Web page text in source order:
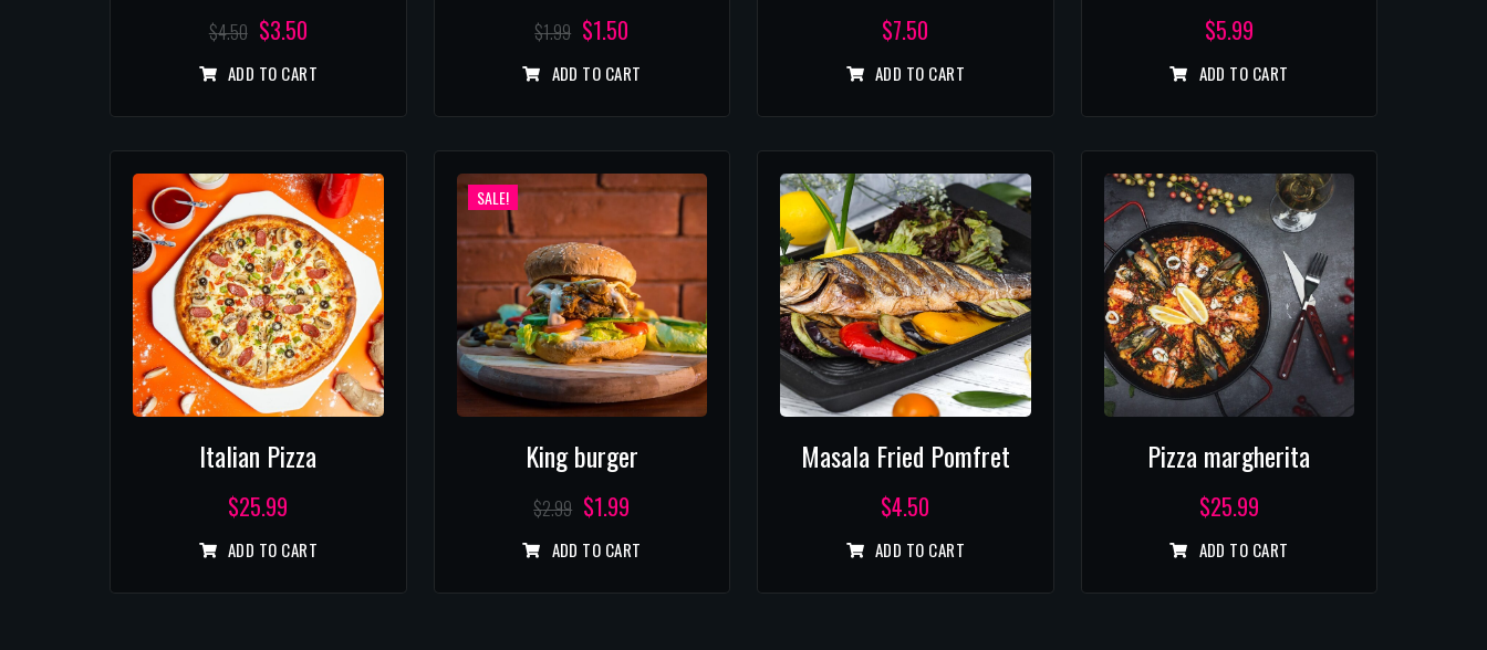
$4.50 $3.50
ADD TO CART
$1.99 $1.50
ADD TO CART
$7.50
ADD TO CART
$5.99
ADD TO CART
Italian Pizza
$25.99
ADD TO CART
SALE!
King burger
$2.99 $1.99
ADD TO CART
Masala Fried Pomfret
$4.50
ADD TO CART
Pizza margherita
$25.99
ADD TO CART